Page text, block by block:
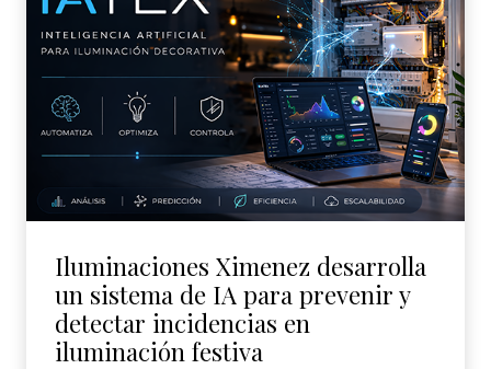
Iluminaciones Ximenez desarrolla
un sistema de IA para prevenir y
detectar incidencias en
iluminación festiva